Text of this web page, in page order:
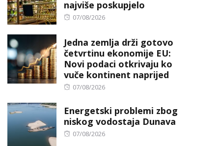
najviše poskupjelo
Posted
07/08/2026
Jedna zemlja drži gotovo
četvrtinu ekonomije EU:
Novi podaci otkrivaju ko
vuče kontinent naprijed
Posted
07/08/2026
Energetski problemi zbog
niskog vodostaja Dunava
Posted
07/08/2026